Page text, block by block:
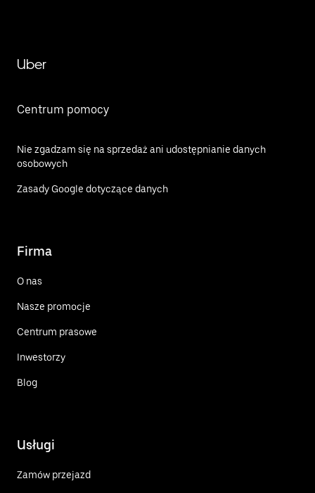
Uber
Centrum pomocy
Nie zgadzam się na sprzedaż ani udostępnianie danych
osobowych
Zasady Google dotyczące danych
Firma
O nas
Nasze promocje
Centrum prasowe
Inwestorzy
Blog
Usługi
Zamów przejazd